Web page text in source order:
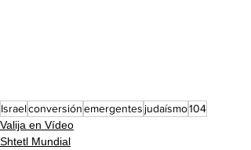
Israelconversiónemergentes judaísmo104
Valija en Vídeo
Shtetl Mundial